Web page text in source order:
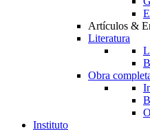
Artículos &
Literatura
Obra
Instituto